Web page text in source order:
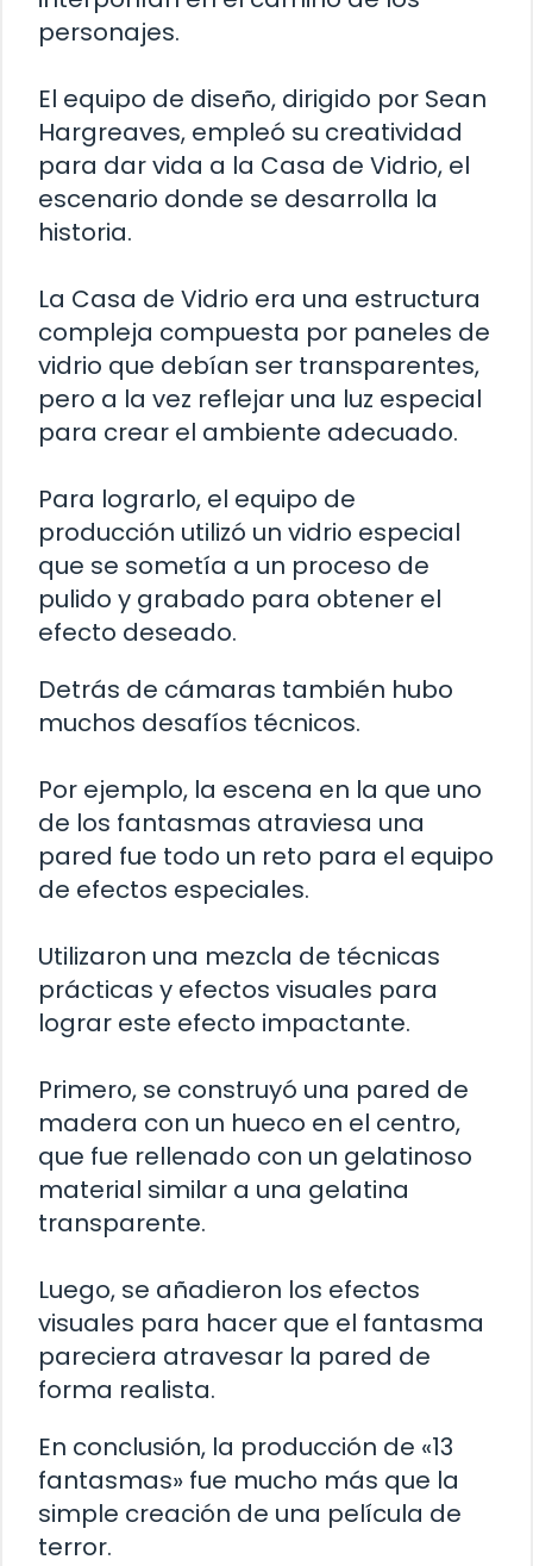
personajes.
El equipo de diseño, dirigido por Sean
Hargreaves, empleó su creatividad
para dar vida a la Casa de Vidrio, el
escenario donde se desarrolla la
historia.
La Casa de Vidrio era una estructura
compleja compuesta por paneles de
vidrio que debían ser transparentes,
pero a la vez reflejar una luz especial
para crear el ambiente adecuado.
Para lograrlo, el equipo de
producción utilizó un vidrio especial
que se sometía a un proceso de
pulido y grabado para obtener el
efecto deseado.
Detrás de cámaras también hubo
muchos desafíos técnicos.
Por ejemplo, la escena en la que uno
de los fantasmas atraviesa una
pared fue todo un reto para el equipo
de efectos especiales.
Utilizaron una mezcla de técnicas
prácticas y efectos visuales para
lograr este efecto impactante.
Primero, se construyó una pared de
madera con un hueco en el centro,
que fue rellenado con un gelatinoso
material similar a una gelatina
transparente.
Luego, se añadieron los efectos
visuales para hacer que el fantasma
pareciera atravesar la pared de
forma realista.
En conclusión, la producción de «13
fantasmas» fue mucho más que la
simple creación de una película de
terror.